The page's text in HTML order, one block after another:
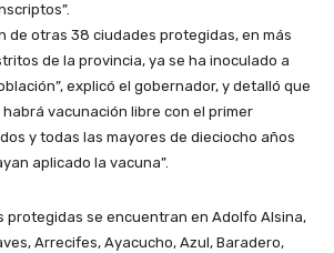
de otras 38 ciudades protegidas, en más
de la provincia, ya se ha inoculado a
explicó el gobernador, y detalló que
habrá vacunación libre con el primer
y todas las mayores de dieciocho años
aplicado la vacuna”.
protegidas se encuentran en Adolfo Alsina,
Arrecifes, Ayacucho, Azul, Baradero,